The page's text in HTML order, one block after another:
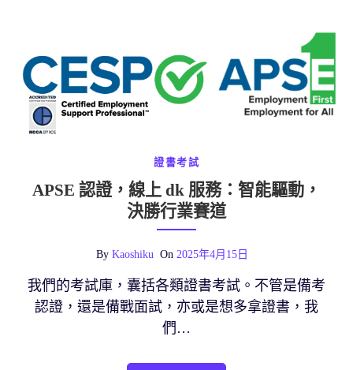
證書考試
APSE 認證，線上 dk 服務：智能驅動，
決勝行業賽道
By Kaoshiku On 2025年4月15日
我們的考試庫，囊括各類證書考試。不管是備考
認證，還是備戰面試，亦或是想多拿證書，我
們…